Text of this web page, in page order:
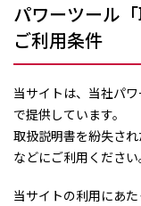
パワーツール
ご利用条件
当サイトは、当社パ
で提供しています。
取扱説明書を紛失さ
などにご利用ください
当サイトの利用にあ